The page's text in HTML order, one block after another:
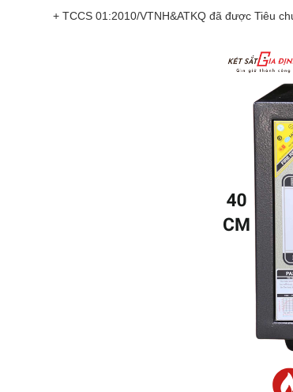
+ TCCS 01:2010/VTNH&ATKQ đã được Tiêu